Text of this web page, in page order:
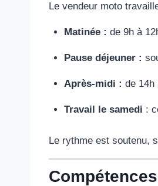
Le vendeur moto
Matinée : de 9h à
Pause déjeuner :
Après-midi : de 14h
Travail le samedi :
Le rythme est soutenu,